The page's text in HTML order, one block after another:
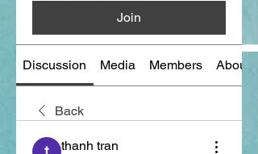
Join
Discussion Media Members About
Back
thanh tran